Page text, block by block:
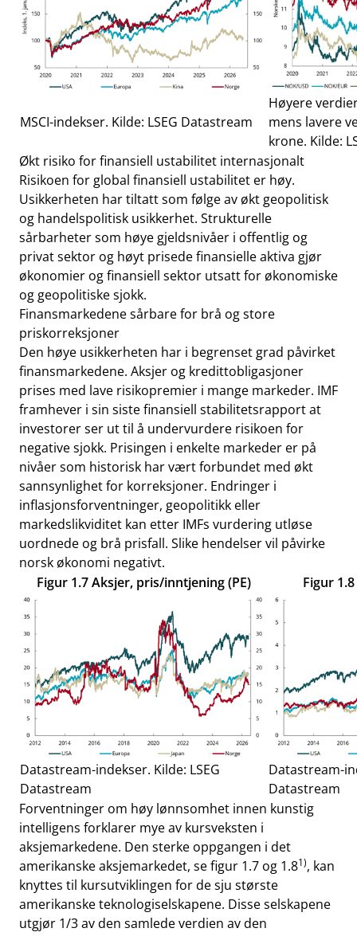
MSCI-indekser. Kilde: LSEG Datastream
Høyere
mens lavere
krone. Kilde:
Økt risiko for finansiell ustabilitet internasjonalt
Risikoen for global finansiell ustabilitet er høy.
Usikkerheten har tiltatt som følge av økt geopolitisk
og handelspolitisk usikkerhet. Strukturelle
sårbarheter som høye gjeldsnivåer i offentlig og
privat sektor og høyt prisede finansielle aktiva gjør
økonomier og finansiell sektor utsatt for økonomiske
og geopolitiske sjokk.
Finansmarkedene sårbare for brå og store
priskorreksjoner
Den høye usikkerheten har i begrenset grad påvirket
finansmarkedene. Aksjer og kredittobligasjoner
prises med lave risikopremier i mange markeder. IMF
framhever i sin siste finansiell stabilitetsrapport at
investorer ser ut til å undervurdere risikoen for
negative sjokk. Prisingen i enkelte markeder er på
nivåer som historisk har vært forbundet med økt
sannsynlighet for korreksjoner. Endringer i
inflasjonsforventninger, geopolitikk eller
markedslikviditet kan etter IMFs vurdering utløse
uordnede og brå prisfall. Slike hendelser vil påvirke
norsk økonomi negativt.
Figur 1.7 Aksjer, pris/inntjening (PE)
Figur
Datastream-indekser. Kilde: LSEG
Datastream
Datastream-
Datastream
Forventninger om høy lønnsomhet innen kunstig
intelligens forklarer mye av kursveksten i
aksjemarkedene. Den sterke oppgangen i det
amerikanske aksjemarkedet, se figur 1.7 og 1.81), kan
knyttes til kursutviklingen for de sju største
amerikanske teknologiselskapene. Disse selskapene
utgjør 1/3 av den samlede verdien av den